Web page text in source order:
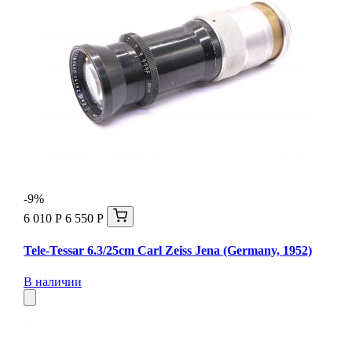
-9%
6 010 Р 6 550 Р
Tele-Tessar 6.3/25cm Carl Zeiss Jena (Germany, 1952)
В наличии